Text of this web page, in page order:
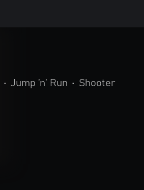
• Jump ’n’ Run • Shooter